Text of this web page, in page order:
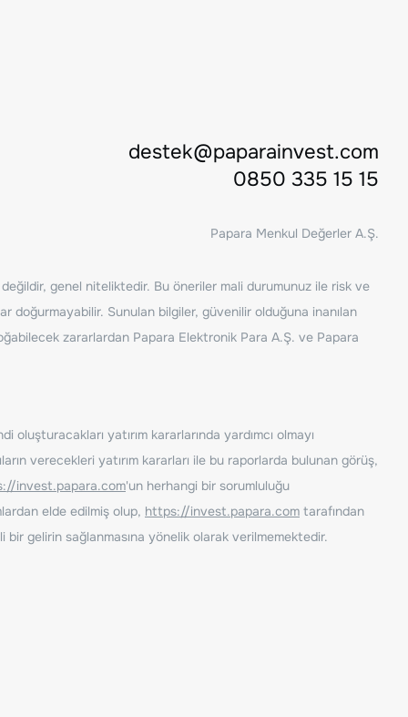
destek@paparainvest.com
0850 335 15 15
Papara Menkul Değerler A.Ş.
değildir, genel niteliktedir. Bu öneriler mali durumunuz ile risk ve
doğurmayabilir. Sunulan bilgiler, güvenilir olduğuna inanılan
zararlardan Papara Elektronik Para A.Ş. ve Papara
yatırım kararlarında yardımcı olmayı
verecekleri yatırım kararları ile bu raporlarda bulunan görüş,
invest.papara.com'un herhangi bir sorumluluğu
elde edilmiş olup, https://invest.papara.com tarafından
bir gelirin sağlanmasına yönelik olarak verilmemektedir.